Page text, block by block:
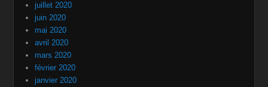
juillet 2020
juin 2020
mai 2020
avril 2020
mars 2020
février 2020
janvier 2020